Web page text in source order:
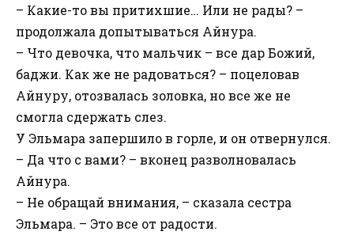
– Какие-то вы притихшие… Или не рады? –
продолжала допытываться Айнура.
– Что девочка, что мальчик – все дар Божий,
баджи. Как же не радоваться? – поцеловав
Айнуру, отозвалась золовка, но все же не
смогла сдержать слез.
У Эльмара запершило в горле, и он отвернулся.
– Да что с вами? – вконец разволновалась
Айнура.
– Не обращай внимания, – сказала сестра
Эльмара. – Это все от радости.